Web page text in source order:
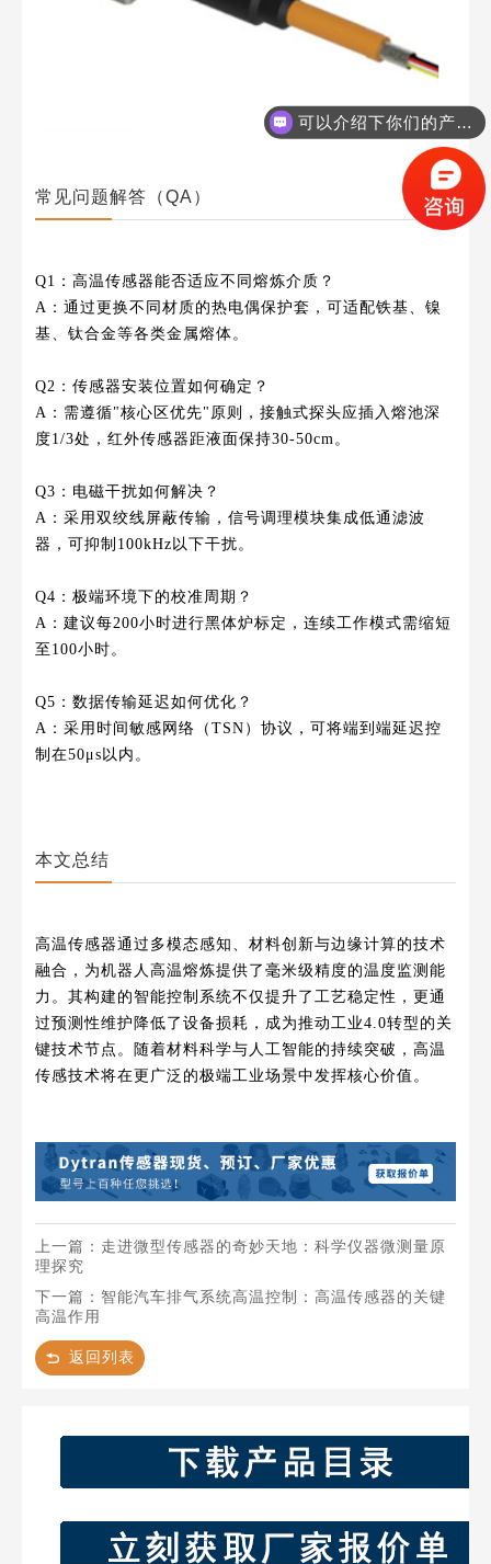
常见问题解答（QA）
Q1：高温传感器能否适应不同熔炼介质？
A：通过更换不同材质的热电偶保护套，可适配铁基、镍
基、钛合金等各类金属熔体。
Q2：传感器安装位置如何确定？
A：需遵循"核心区优先"原则，接触式探头应插入熔池深
度1/3处，红外传感器距液面保持30-50cm。
Q3：电磁干扰如何解决？
A：采用双绞线屏蔽传输，信号调理模块集成低通滤波
器，可抑制100kHz以下干扰。
Q4：极端环境下的校准周期？
A：建议每200小时进行黑体炉标定，连续工作模式需缩短
至100小时。
Q5：数据传输延迟如何优化？
A：采用时间敏感网络（TSN）协议，可将端到端延迟控
制在50μs以内。
本文总结
高温传感器通过多模态感知、材料创新与边缘计算的技术
融合，为机器人高温熔炼提供了毫米级精度的温度监测能
力。其构建的智能控制系统不仅提升了工艺稳定性，更通
过预测性维护降低了设备损耗，成为推动工业4.0转型的关
键技术节点。随着材料科学与人工智能的持续突破，高温
传感技术将在更广泛的极端工业场景中发挥核心价值。
上一篇：走进微型传感器的奇妙天地：科学仪器微测量原
理探究
下一篇：智能汽车排气系统高温控制：高温传感器的关键
高温作用
返回列表
你们是怎么收费的呢？